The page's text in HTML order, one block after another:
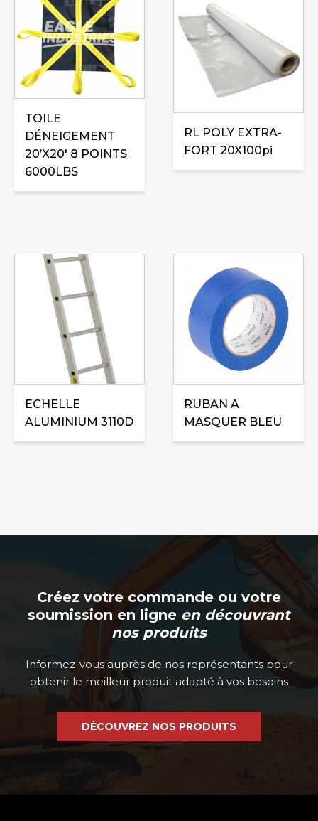
TOILE
DÉNEIGEMENT
20’X20′ 8 POINTS
6000LBS
RL POLY EXTRA-
FORT 20X100pi
ECHELLE
ALUMINIUM 3110D
RUBAN A
MASQUER BLEU
produit
plusieurs
variations.
peuvent
être
choisies
sur
Créez votre commande ou votre
soumission en ligne en découvrant
nos produits
Informez-vous auprès de nos représentants pour
obtenir le meilleur produit adapté à vos besoins
DÉCOUVREZ NOS PRODUITS